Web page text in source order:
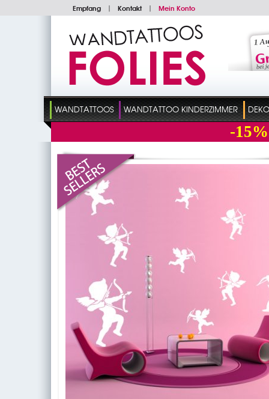
Empfang | Kontakt | Mein Konto
WANDTATTOOS WANDTATTOO KINDERZIMMER
-15%